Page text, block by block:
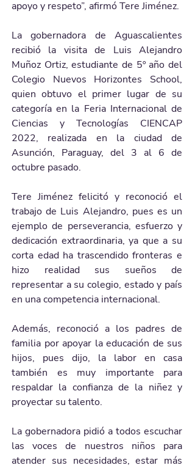
apoyo y respeto”, afirmó Tere Jiménez.
La gobernadora de Aguascalientes
recibió la visita de Luis Alejandro
Muñoz Ortiz, estudiante de 5º año del
Colegio Nuevos Horizontes School,
quien obtuvo el primer lugar de su
categoría en la Feria Internacional de
Ciencias y Tecnologías CIENCAP
2022, realizada en la ciudad de
Asunción, Paraguay, del 3 al 6 de
octubre pasado.
Tere Jiménez felicitó y reconoció el
trabajo de Luis Alejandro, pues es un
ejemplo de perseverancia, esfuerzo y
dedicación extraordinaria, ya que a su
corta edad ha trascendido fronteras e
hizo realidad sus sueños de
representar a su colegio, estado y país
en una competencia internacional.
Además, reconoció a los padres de
familia por apoyar la educación de sus
hijos, pues dijo, la labor en casa
también es muy importante para
respaldar la confianza de la niñez y
proyectar su talento.
La gobernadora pidió a todos escuchar
las voces de nuestros niños para
atender sus necesidades, estar más